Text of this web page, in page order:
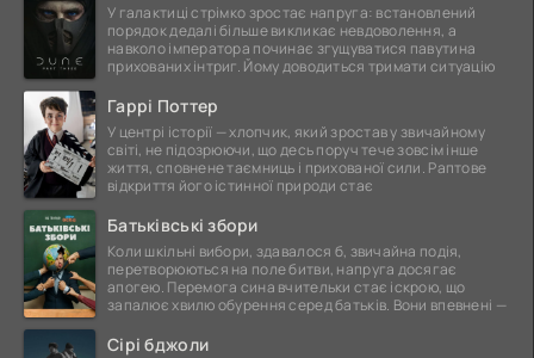
У галактиці стрімко зростає напруга: встановлений
порядок дедалі більше викликає невдоволення, а
навколо імператора починає згущуватися павутина
прихованих інтриг. Йому доводиться тримати ситуацію
Гаррі Поттер
У центрі історії — хлопчик, який зростав у звичайному
світі, не підозрюючи, що десь поруч тече зовсім інше
життя, сповнене таємниць і прихованої сили. Раптове
відкриття його істинної природи стає
Батьківські збори
Коли шкільні вибори, здавалося б, звичайна подія,
перетворюються на поле битви, напруга досягає
апогею. Перемога сина вчительки стає іскрою, що
запалює хвилю обурення серед батьків. Вони впевнені —
Сірі бджоли